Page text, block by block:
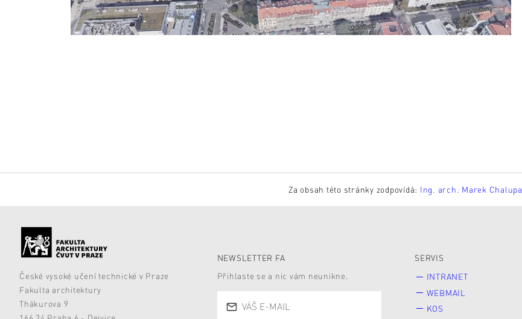
Za obsah této stránky zodpovídá: Ing. arch. Marek Chalupa
České vysoké učení technické v Praze
Fakulta architektury
Thákurova 9
NEWSLETTER FA
Přihlaste se a nic vám neunikne.
SERVIS
INTRANET
WEBMAIL
KOS